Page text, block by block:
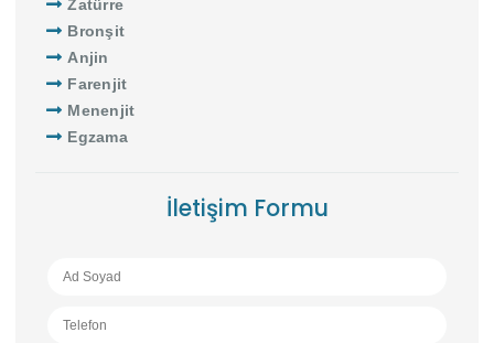
Zatürre
Bronşit
Anjin
Farenjit
Menenjit
Egzama
İletişim Formu